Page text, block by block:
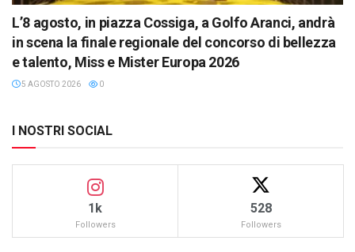
L’8 agosto, in piazza Cossiga, a Golfo Aranci, andrà
in scena la finale regionale del concorso di bellezza
e talento, Miss e Mister Europa 2026
5 AGOSTO 2026 0
I NOSTRI SOCIAL
1k
Followers
528
Followers